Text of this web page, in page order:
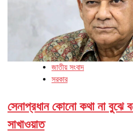
জাতীয় সংবাদ
সরকার
সেনাপ্রধান কোনো কথা না বুঝে
সাখাওয়াত